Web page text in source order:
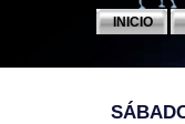
INICIO